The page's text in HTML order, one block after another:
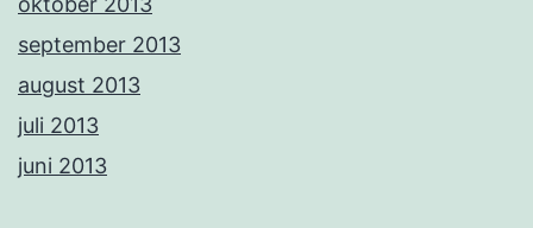
september 2013
august 2013
juli 2013
juni 2013